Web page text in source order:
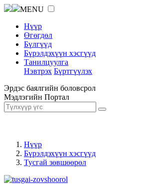
MENU
Нүүр
Өгөгдөл
Бүлгүүд
Бүрэлдэхүүн хэсгүүд
Танилцуулга
Нэвтрэх Бүртгүүлэх
Эрдэс баялгийн боловсрол
Мэдлэгийн Портал
Нүүр
Бүрэлдэхүүн хэсгүүд
Тусгай зөвшөөрөл